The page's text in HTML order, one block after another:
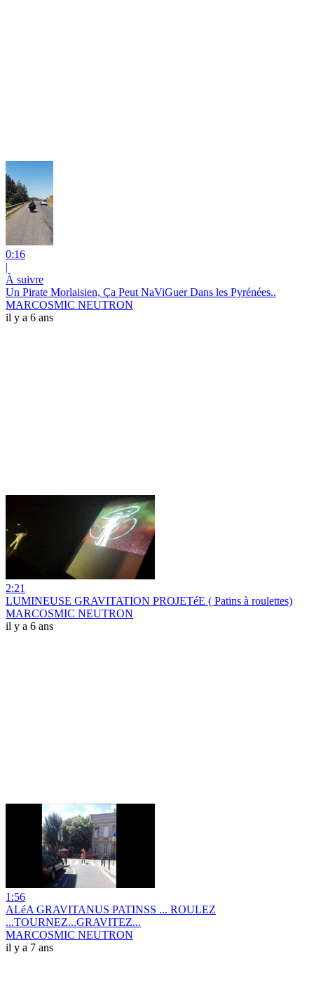
0:16
|
À suivre
Un Pirate Morlaisien, Ça Peut NaViGuer Dans les Pyrénées..
MARCOSMIC NEUTRON
il y a 6 ans
2:21
LUMINEUSE GRAVITATION PROJETéE ( Patins à roulettes)
MARCOSMIC NEUTRON
il y a 6 ans
1:56
ALéA GRAVITANUS PATINSS ... ROULEZ
...TOURNEZ...GRAVITEZ...
MARCOSMIC NEUTRON
il y a 7 ans